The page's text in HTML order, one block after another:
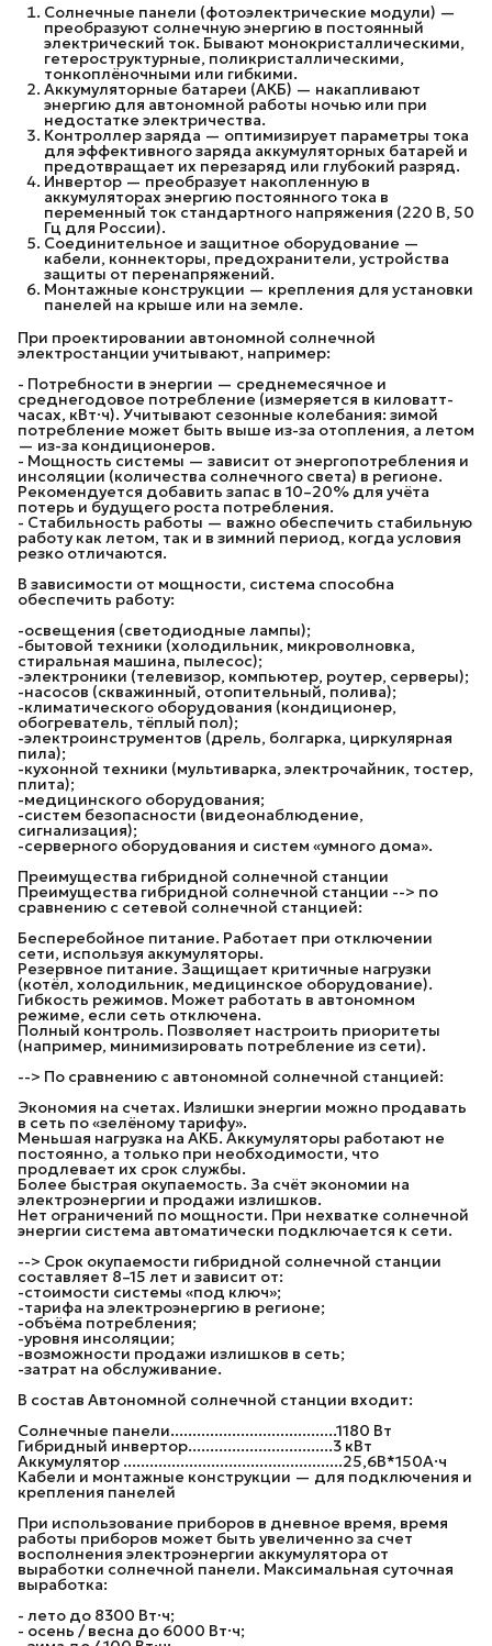
Солнечные панели (фотоэлектрические модули) —
преобразуют солнечную энергию в постоянный
электрический ток. Бывают монокристаллическими,
гетероструктурные, поликристаллическими,
тонкоплёночными или гибкими.
Аккумуляторные батареи (АКБ) — накапливают
энергию для автономной работы ночью или при
недостатке электричества.
Контроллер заряда — оптимизирует параметры тока
для эффективного заряда аккумуляторных батарей и
предотвращает их перезаряд или глубокий разряд.
Инвертор — преобразует накопленную в
аккумуляторах энергию постоянного тока в
переменный ток стандартного напряжения (220 В, 50
Гц для России).
Соединительное и защитное оборудование —
кабели, коннекторы, предохранители, устройства
защиты от перенапряжений.
Монтажные конструкции — крепления для установки
панелей на крыше или на земле.
При проектировании автономной солнечной
электростанции учитывают, например:
- Потребности в энергии — среднемесячное и
среднегодовое потребление (измеряется в киловатт-
часах, кВт·ч). Учитывают сезонные колебания: зимой
потребление может быть выше из-за отопления, а летом
— из-за кондиционеров.
- Мощность системы — зависит от энергопотребления и
инсоляции (количества солнечного света) в регионе.
Рекомендуется добавить запас в 10–20% для учёта
потерь и будущего роста потребления.
- Стабильность работы — важно обеспечить стабильную
работу как летом, так и в зимний период, когда условия
резко отличаются.
В зависимости от мощности, система способна
обеспечить работу:
-освещения (светодиодные лампы);
-бытовой техники (холодильник, микроволновка,
стиральная машина, пылесос);
-электроники (телевизор, компьютер, роутер, серверы);
-насосов (скважинный, отопительный, полива);
-климатического оборудования (кондиционер,
обогреватель, тёплый пол);
-электроинструментов (дрель, болгарка, циркулярная
пила);
-кухонной техники (мультиварка, электрочайник, тостер,
плита);
-медицинского оборудования;
-систем безопасности (видеонаблюдение,
сигнализация);
-серверного оборудования и систем «умного дома».
Преимущества гибридной солнечной cтанции
Преимущества гибридной солнечной cтанции --> по
сравнению с сетевой солнечной станцией:
Бесперебойное питание. Работает при отключении
сети, используя аккумуляторы.
Резервное питание. Защищает критичные нагрузки
(котёл, холодильник, медицинское оборудование).
Гибкость режимов. Может работать в автономном
режиме, если сеть отключена.
Полный контроль. Позволяет настроить приоритеты
(например, минимизировать потребление из сети).
--> По сравнению с автономной солнечной станцией:
Экономия на счетах. Излишки энергии можно продавать
в сеть по «зелёному тарифу».
Меньшая нагрузка на АКБ. Аккумуляторы работают не
постоянно, а только при необходимости, что
продлевает их срок службы.
Более быстрая окупаемость. За счёт экономии на
электроэнергии и продажи излишков.
Нет ограничений по мощности. При нехватке солнечной
энергии система автоматически подключается к сети.
--> Срок окупаемости гибридной солнечной станции
составляет 8–15 лет и зависит от:
-стоимости системы «под ключ»;
-тарифа на электроэнергию в регионе;
-объёма потребления;
-уровня инсоляции;
-возможности продажи излишков в сеть;
-затрат на обслуживание.
В состав Автономной солнечной станции входит:
Солнечные панели......................................1180 Вт
Гибридный инвертор.................................3 кВт
Аккумулятор ..................................................25,6В*150А·ч
Кабели и монтажные конструкции — для подключения и
крепления панелей
При использование приборов в дневное время, время
работы приборов может быть увеличенно за счет
восполнения электроэнергии аккумулятора от
выработки солнечной панели. Максимальная суточная
выработка:
- лето до 8300 Вт·ч;
- осень / весна до 6000 Вт·ч;